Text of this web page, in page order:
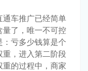
车推广已经简单
了，唯一不可控
亏多少钱算是个
重，进入第二阶段
的过程中，商家